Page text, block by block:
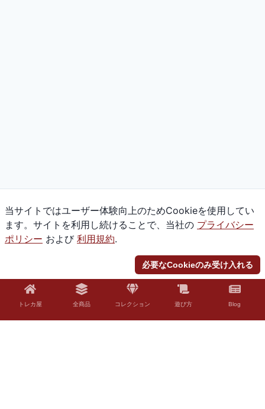
当サイトではユーザー体験向上のためCookieを使用してい
ます。サイトを利用し続けることで、当社の プライバシー
ポリシー および 利用規約.
必要なCookieのみ受け入れる
トレカ屋 全商品 コレクション 遊び方 Blog